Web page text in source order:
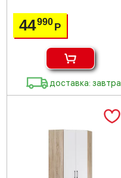
44990Р
доставка: завтра